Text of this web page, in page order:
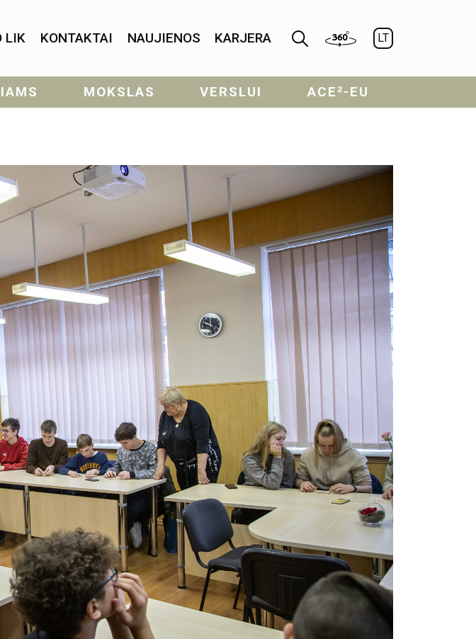
LIK KONTAKTAI NAUJIENOS KARJERA LT
MOKSLAS VERSLUI ACE²-EU